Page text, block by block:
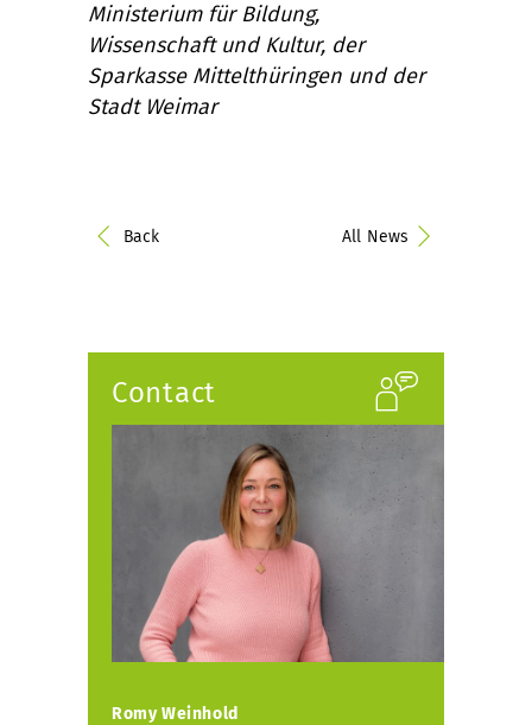
Ministerium für Bildung,
Wissenschaft und Kultur, der
Sparkasse Mittelthüringen und der
Stadt Weimar
Back All News
Contact
Romy Weinhold